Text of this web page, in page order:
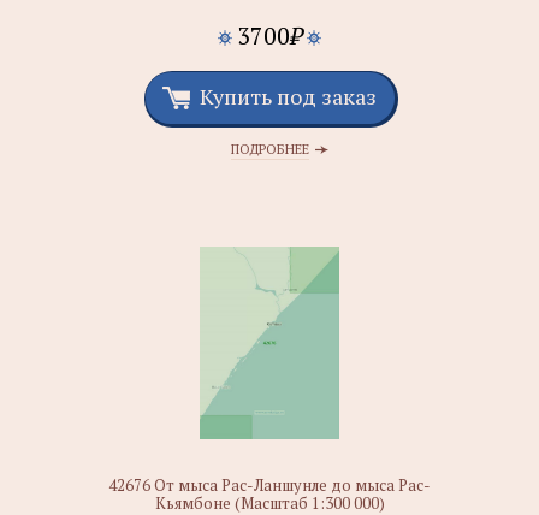
3700₽
Купить под заказ
ПОДРОБНЕЕ
42676 От мыса Рас-Ланшунле до мыса Рас-
Кьямбоне (Масштаб 1:300 000)